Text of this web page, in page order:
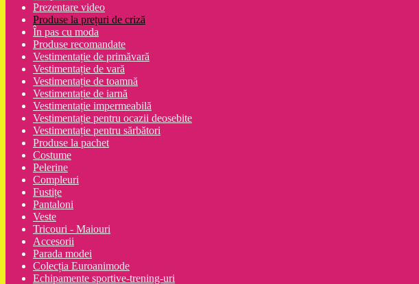
Prezentare video
Produse la prețuri de criză
În pas cu moda
Produse recomandate
Vestimentație de primăvară
Vestimentație de vară
Vestimentație de toamnă
Vestimentație de iarnă
Vestimentație impermeabilă
Vestimentație pentru ocazii deosebite
Vestimentație pentru sărbători
Produse la pachet
Costume
Pelerine
Compleuri
Fustițe
Pantaloni
Veste
Tricouri - Maiouri
Accesorii
Parada modei
Colecția Euroanimode
Echipamente sportive-trening-uri